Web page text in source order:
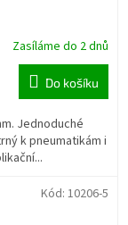
Zasíláme do 2 dnů
Do košíku
Jednoduché
k pneumatikám i
Kód: 10206-5